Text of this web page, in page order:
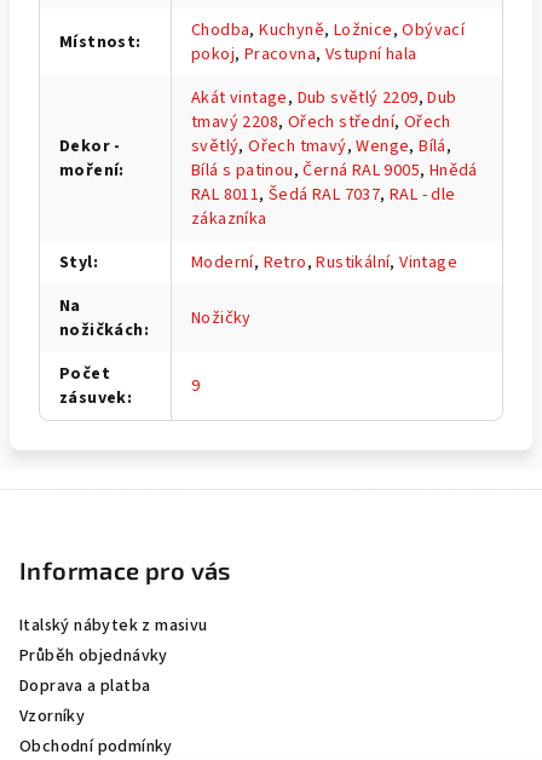
Místnost: Chodba,Kuchyně, Ložnice,Obývací
pokoj, Pracovna, Vstupní hala
Dekor -
moření:
Akát vintage, Dub světlý 2209,Dub
tmavý 2208, Ořech střední, Ořech
světlý,Ořech tmavý,Wenge,Bílá,
Bílá s patinou,Černá RAL 9005, Hnědá
RAL 8011,Šedá RAL 7037,RAL - dle
zákazníka
Styl: Moderní, Retro,Rustikální,Vintage
Na
nožičkách: Nožičky
Počet
zásuvek: 9
Informace pro vás
Italský nábytek z masivu
Průběh objednávky
Doprava a platba
Vzorníky
Obchodní podmínky